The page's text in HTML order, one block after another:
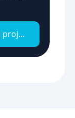
Skonsultuj projekt z inżynierem